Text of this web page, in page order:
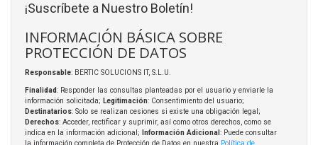
¡Suscríbete a Nuestro Boletín!
INFORMACIÓN BÁSICA SOBRE
PROTECCIÓN DE DATOS
Responsable: BERTIC SOLUCIONS IT, S.L.U.
Finalidad: Responder las consultas planteadas por el usuario y enviarle la
información solicitada; Legitimación: Consentimiento del usuario;
Destinatarios: Solo se realizan cesiones si existe una obligación legal;
Derechos: Acceder, rectificar y suprimir, así como otros derechos, como se
indica en la información adicional;
Información Adicional : Puede consultar
la información completa de Protección de Datos en nuestra Política de